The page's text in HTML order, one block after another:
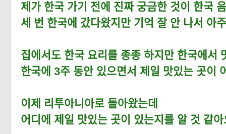
제가 한국 가기 전에 진짜 궁금한 것이 한국
세 번 한국에 갔다왔지만 기억 잘 안 나서 아
집에서도 한국 요리를 종종 하지만 한국에서
한국에 3주 동안 있으면서 제일 맛있는 곳이
이제 리투아니아로 돌아왔는데
어디에 제일 맛있는 곳이 있는지를 알 것 같아